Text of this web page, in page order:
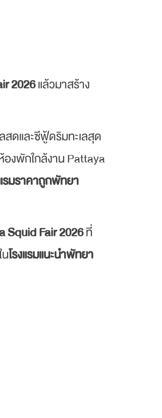
2026แล้วมาสร้าง
สดและซีฟู้ดริมทะเลสุด
งพักใกล้งาน Pattaya
มราคาถูกพัทยา
Squid Fair 2026ที่
โรงแรมแนะนำพัทยา